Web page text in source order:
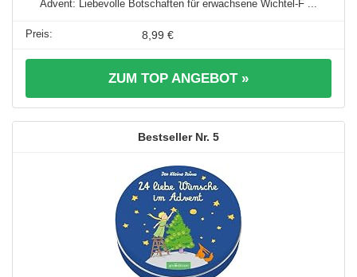
Advent: Liebevolle Botschaften für erwachsene Wichtel-F ...
8,99 €
ZUM TOP ANGEBOT »
5